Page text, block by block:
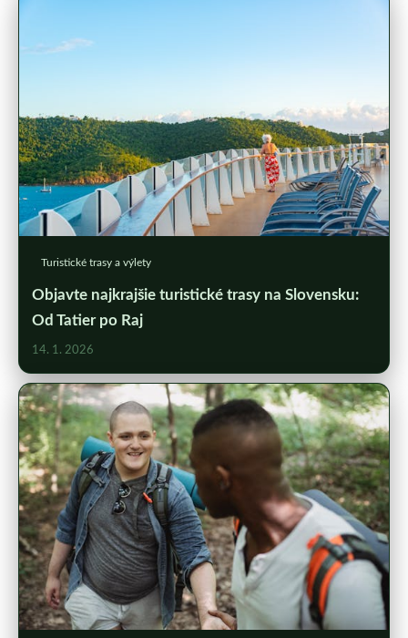
Turistické trasy a výlety
Objavte najkrajšie turistické trasy na Slovensku:
Od Tatier po Raj
14. 1. 2026